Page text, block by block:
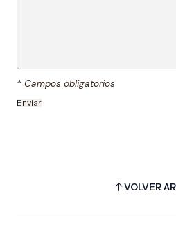
* Campos obligatorios
VOLVER